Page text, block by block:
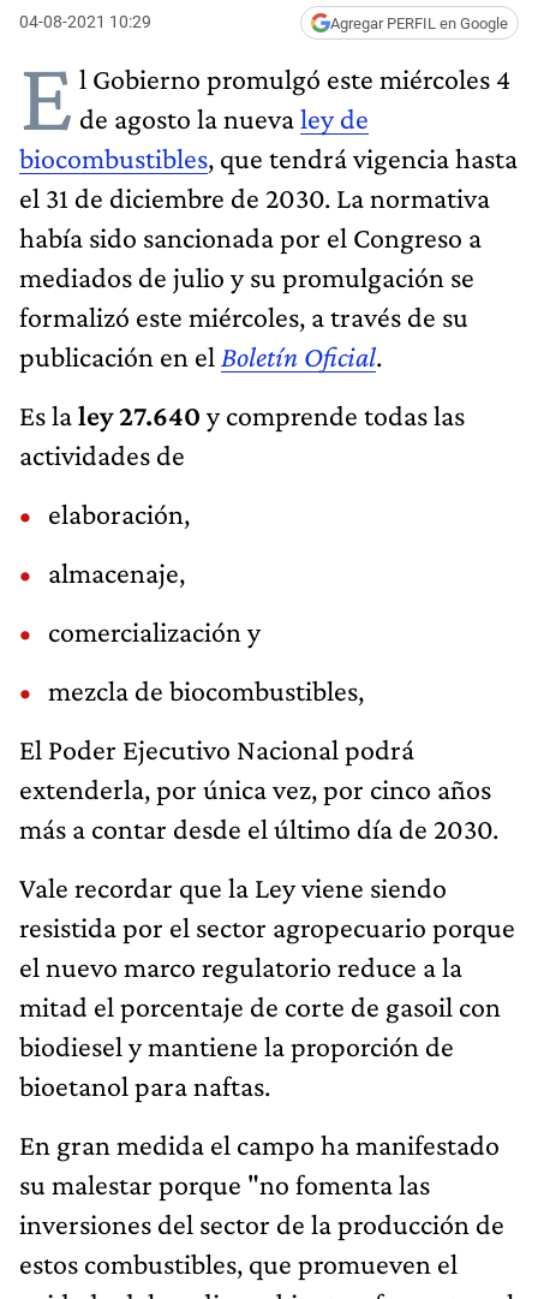
04-08-2021 10:29 Agregar PERFIL en Google
E l Gobierno promulgó este miércoles 4
de agosto la nuevaley de
biocombustibles, que tendrá vigencia hasta
el 31 de diciembre de 2030. La normativa
había sido sancionada por el Congreso a
mediados de julio y su promulgación se
formalizó este miércoles, a través de su
publicación en el Boletín Oficial.
Es laley 27.640 y comprende todas las
actividades de
elaboración,
almacenaje,
comercialización y
mezcla de biocombustibles,
El Poder Ejecutivo Nacional podrá
extenderla, por única vez, por cinco años
más a contar desde el último día de 2030.
Vale recordar que la Ley viene siendo
resistida por el sector agropecuario porque
el nuevo marco regulatorio reduce a la
mitad el porcentaje de corte de gasoil con
biodiesel y mantiene la proporción de
bioetanol para naftas.
En gran medida el campo ha manifestado
su malestar porque "no fomenta las
inversiones del sector de la producción de
estos combustibles, que promueven el